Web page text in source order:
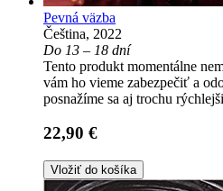
Pevná väzba
Čeština, 2022
Do 13 – 18 dní
Tento produkt momentálne
vám ho vieme zabezpečiť a
posnažíme sa aj trochu
22,90 €
Vložiť do košíka